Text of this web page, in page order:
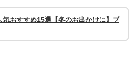
気おすすめ15選【冬のお出かけに】ブ